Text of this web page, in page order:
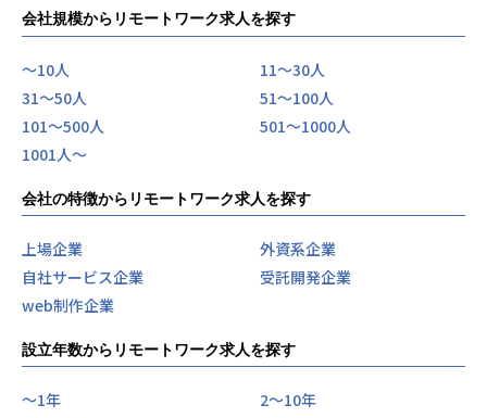
会社規模からリモートワーク求人を探す
〜10人
11〜30人
31〜50人
51〜100人
101〜500人
501〜1000人
1001人〜
会社の特徴からリモートワーク求人を探す
上場企業
外資系企業
自社サービス企業
受託開発企業
web制作企業
設立年数からリモートワーク求人を探す
〜1年
2〜10年